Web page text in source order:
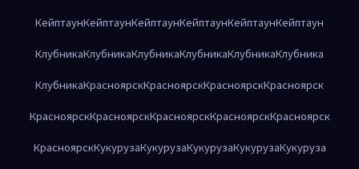
КейптаунКейптаунКейптаунКейптаунКейптаунКейптаун
КлубникаКлубникаКлубникаКлубникаКлубникаКлубника
КлубникаКрасноярскКрасноярскКрасноярскКрасноярск
КрасноярскКрасноярскКрасноярскКрасноярскКрасноярск
КрасноярскКукурузаКукурузаКукурузаКукурузаКукуруза